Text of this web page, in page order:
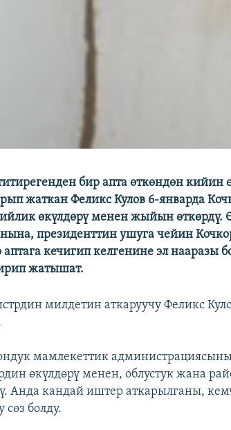
бир апта өткөндөн
жаткан Феликс Кулов 6-январда
өкүлдөрү менен жыйын
президенттин ушуга чейин
кечигип келгенине эл нааразы
жатышат.
милдетин аткаруучу Феликс
мамлекеттик
өкүлдөрү менен, облустук жана
Анда кандай иштер аткарылганы,
сөз болду.